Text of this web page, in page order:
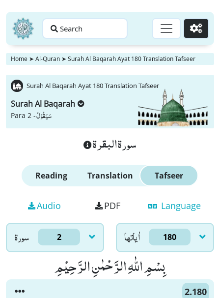
Search Go
Home ➤ Al-Quran ➤ Surah Al Baqarah Ayat 180 Translation Tafseer
Surah Al Baqarah Ayat 180 Translation Tafseer
Surah Al Baqarah
Para 2 -سَیَقُوْلُ
سورة البقرة
Reading Translation Tafseer
Audio PDF Language
سورۃ 2 اٰياتها 180
بِسْمِ اللّٰهِ الرَّحْمٰنِ الرَّحِیْمِ
2.180